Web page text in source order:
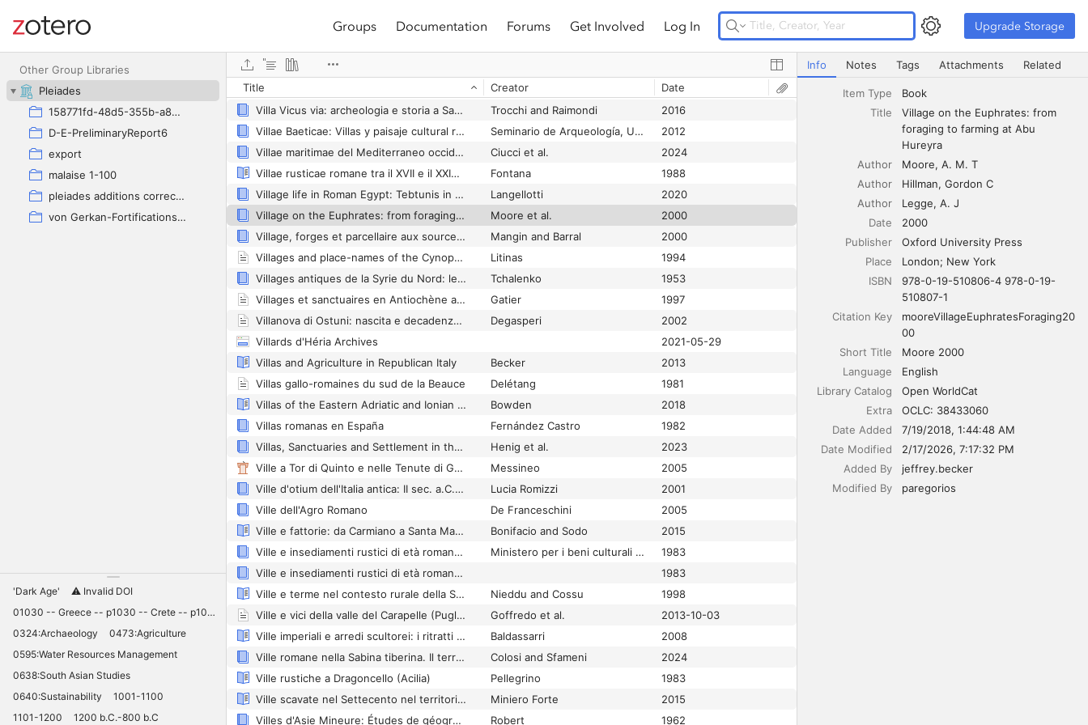
Site navigation
Groups Documentation Forums Get Involved Log In Upgrade Storage Upgrade Storage
Other Group Libraries
Pleiades
158771fd-48d5-355b-a887-59923900a426
D-E-PreliminaryReport6
export
malaise 1-100
pleiades additions corrected
von Gerkan-Fortifications(Dura)
'Dark Age'
⚠️ Invalid DOI
01030 -- Greece -- p1030 -- Crete -- p1030 -- Knossos -- 11030 -- palaces -- Minoan -- 10420
0324:Archaeology
0473:Agriculture
0595:Water Resources Management
0638:South Asian Studies
0640:Sustainability
1001-1100
1101-1200
1200 b.C.-800 b.C
Title Creator Date
Villa Selvasecca: the pottery finds
Sanna et al.
1984
Villa Vicus via: archeologia e storia a San Pietro in Casale: catalogo della mostra, San Pietro in Casale (BO), 1 ottobre 2016-31 gennaio 2017
Trocchi and Raimondi
2016
Villae Baeticae: Villas y paisaje cultural romano de la Bética
Seminario de Arqueología, Universidad Pablo de Olavide
2012
Villae maritimae del Mediterraneo occidentale : Nascita, diffusione e trasformazione di un modello architettonico
Ciucci et al.
2024
Villae rusticae romane tra il XVII e il XXIV miglio della Via Cassia
Fontana
1988
Village life in Roman Egypt: Tebtunis in the First Century AD
Langellotti
2020
Village on the Euphrates: from foraging to farming at Abu Hureyra
Moore et al.
2000
Village, forges et parcellaire aux sources de la Seine: l'agglomération antique de Blessey-Salmaise (Côte-d'Or)
Mangin and Barral
2000
Villages and place-names of the Cynopolite nome
Litinas
1994
Villages antiques de la Syrie du Nord: le massif du Bélus à l'époque romaine
Tchalenko
1953
Villages et sanctuaires en Antiochène autour de Qalaat Kalota
Gatier
1997
Villanova di Ostuni: nascita e decadenza di un abitato angioino
Degasperi
2002
Villards d'Héria Archives
2021-05-29
Villas and Agriculture in Republican Italy
Becker
2013
Villas gallo-romaines du sud de la Beauce
Delétang
1981
Villas of the Eastern Adriatic and Ionian Coastlands
Bowden
2018
Villas romanas en España
Fernández Castro
1982
Villas, Sanctuaries and Settlement in the Romano-British Countryside
Henig et al.
2023
Ville a Tor di Quinto e nelle Tenute di Grottarossa e Acquatraversa
Messineo
2005
Ville d'otium dell'Italia antica: II sec. a.C. - I sec. d.C.
Lucia Romizzi
2001
Ville dell'Agro Romano
De Franceschini
2005
Ville e fattorie: da Carmiano a Santa Maria la Carità
Bonifacio and Sodo
2015
Ville e insediamenti rustici di età romana in Umbria
Ministero per i beni culturali e ambientali, Soprintendenza archeologica per l'Umbria
1983
Ville e insediamenti rustici di età romana in Umbria.
1983
Ville e terme nel contesto rurale della Sardegna romana
Nieddu and Cossu
1998
Ville e vici della valle del Carapelle (Puglia settentrionale)
Goffredo et al.
2013-10-03
Ville imperiali e arredi scultorei: i ritratti dalla villa degli Antonini nell'ager Lanuvinus
Baldassarri
2008
Ville romane nella Sabina tiberina. Il territorio di Forum Novum
Colosi and Sfameni
2024
Ville rustiche a Dragoncello (Acilia)
Pellegrino
1983
Ville scavate nel Settecento nel territorio di Stabiae
Miniero Forte
2015
Villes d'Asie Mineure: Études de géographie ancienne
Robert 1962
Village on the Euphrates: from foraging to farming at
Info Notes Tags Attachments Related
Item Type
Book
Title
Village on the Euphrates: from
foraging to farming at Abu
Hureyra
Author
Moore A. M. T
Author
Hillman Gordon C
Author
Legge A. J
Date
2000
Publisher
Oxford University Press
Place
London; New York
ISBN
978-0-19-510806-4 978-0-19-
510807-1
Citation Key
mooreVillageEuphratesForaging20
00
Short Title
Moore 2000
Language
English
Library Catalog
Open WorldCat
Extra
OCLC: 38433060
Date Added
7/19/2018, 1:44:48 AM
Date Modified
2/17/2026, 7:17:32 PM
Added By
jeffrey.becker
Modified By
paregorios